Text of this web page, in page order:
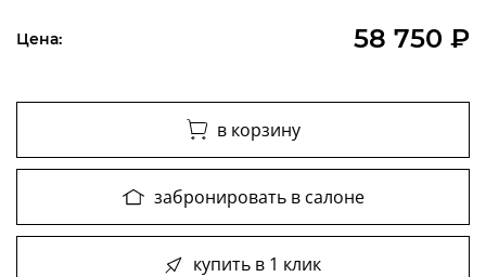
Цена: 58 750 ₽
в корзину
забронировать в салоне
купить в 1 клик